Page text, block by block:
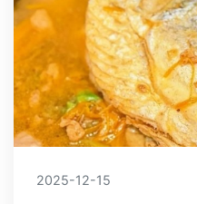
2025-12-15